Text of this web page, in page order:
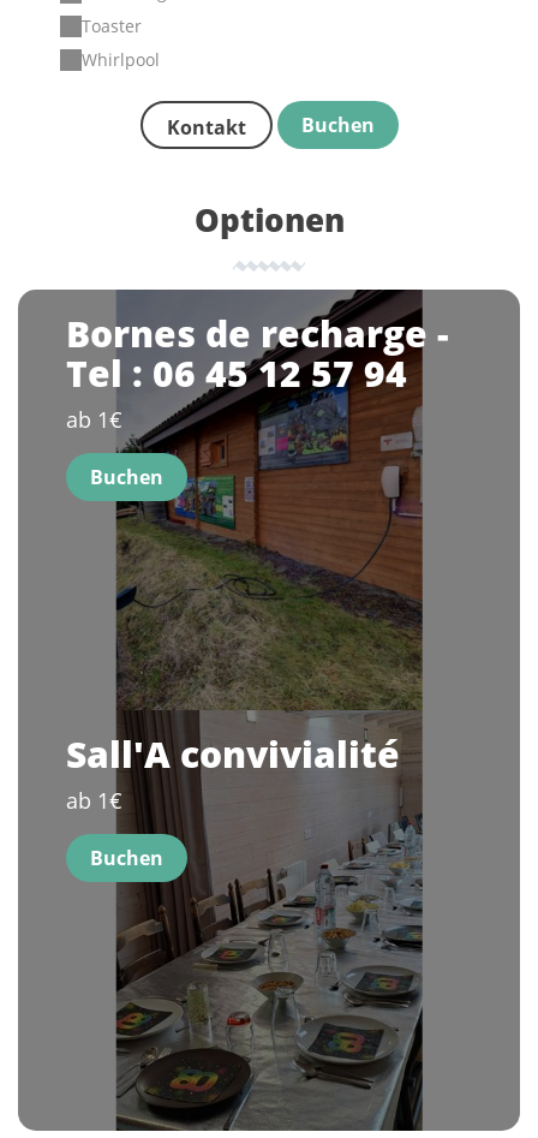
Toaster
Whirlpool
Kontakt Buchen
Optionen
Bornes de recharge -
Tel : 06 45 12 57 94
ab 1€
Buchen
Sall'A convivialité
ab 1€
Buchen